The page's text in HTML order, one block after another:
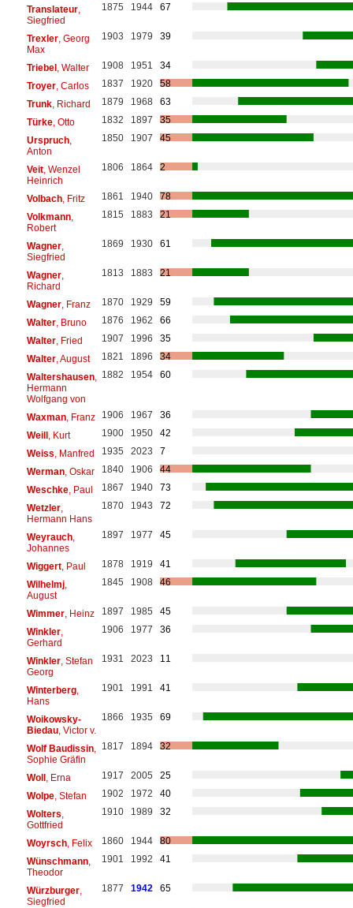
Translateur,
Siegfried
1875 1944 67
Trexler, Georg
Max
1903 1979 39
Triebel, Walter 1908 1951
34
Troyer, Carlos 1837 1920
58
Trunk, Richard 1879 1968
63
Türke, Otto 1832 1897
35
Urspruch,
Anton
1850 1907 45
Veit, Wenzel
Heinrich
1806 1864 2
Volbach, Fritz 1861 1940
78
Volkmann,
Robert
1815 1883 21
Wagner,
Siegfried
1869 1930 61
Wagner,
Richard
1813 1883 21
Wagner, Franz 1870 1929
59
Walter, Bruno 1876 1962
66
Walter, Fried 1907 1996
35
Walter, August 1821 1896
34
Waltershausen,
Hermann
Wolfgang von
1882 1954 60
Waxman, Franz 1906 1967
36
Weill, Kurt 1900 1950
42
Weiss , Manfred 1935 2023
7
Werman, Oskar 1840 1906
44
Weschke, Paul 1867 1940
73
Wetzler,
Hermann Hans
1870 1943 72
Weyrauch,
Johannes
1897 1977 45
Wiggert, Paul 1878 1919
41
Wilhelmj,
August
1845 1908 46
Wimmer, Heinz 1897 1985
45
Winkler,
Gerhard
1906 1977 36
Winkler, Stefan
Georg
1931 2023 11
Winterberg,
Hans
1901 1991 41
Woikowsky-
Biedau, Victor v.
1866 1935 69
Wolf Baudissin,
Sophie Gräfin
1817 1894 32
Woll, Erna 1917 2005
25
Wolpe, Stefan 1902 1972
40
Wolters
Gottfried
1910 1989 32
Woyrsch, Felix 1860 1944
80
Wünschmann,
Theodor
1901 1992 41
Würzburger,
Siegfried
1877 1942 65